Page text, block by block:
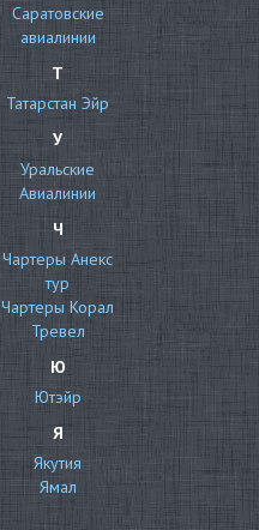
Саратовские
авиалинии
Т
Татарстан Эйр
У
Уральские
Авиалинии
Ч
Чартеры Анекс
тур
Чартеры Корал
Тревел
Ю
Ютэйр
Я
Якутия
Ямал